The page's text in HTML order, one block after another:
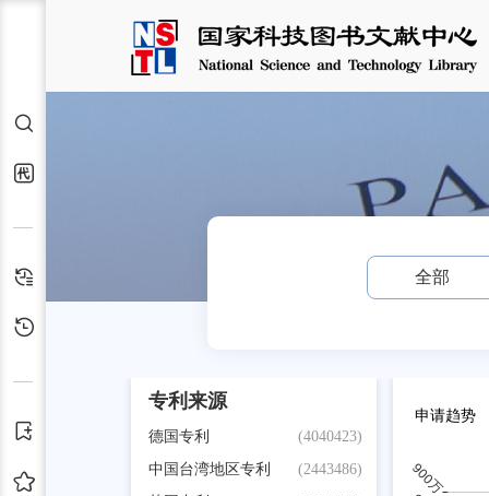
全部
专利来源
韩国专利
欧洲专利
(4040423)
德国专利
(2443486)
中国台湾地区专利
申请趋势